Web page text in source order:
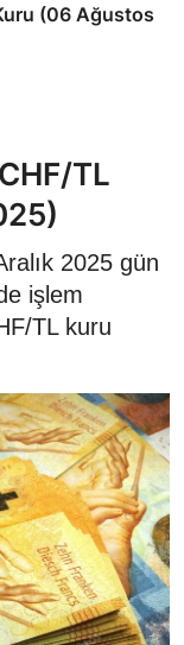
(06 Ağustos
TL
2025 gün
işlem
TL kuru